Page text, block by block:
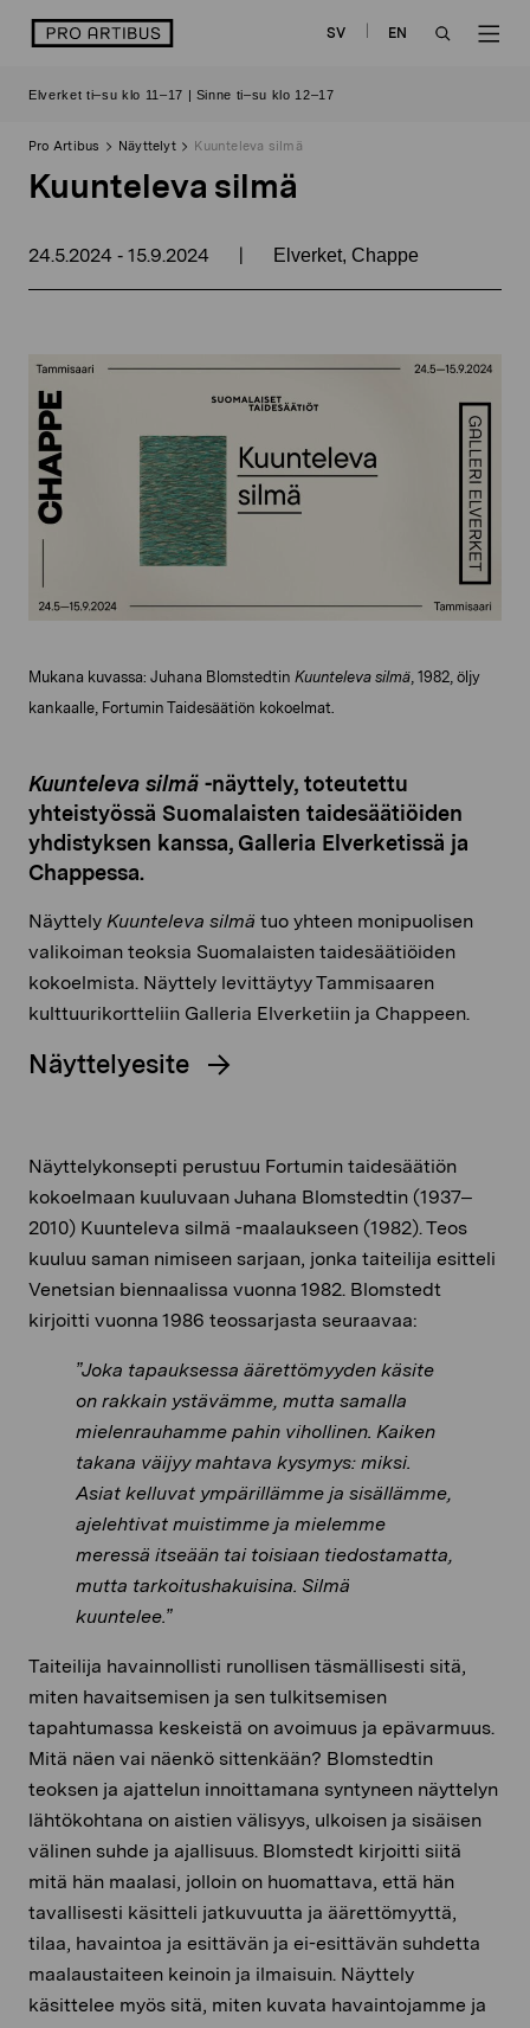
sisältöön
logo SV
EN
Elverket ti–su klo 11–17 | Sinne ti–su klo 12–17
Pro Artibus Näyttelyt Kuunteleva silmä
Kuunteleva silmä
24.5.2024 - 15.9.2024 | Elverket, Chappe
Mukana kuvassa: Juhana Blomstedtin Kuunteleva silmä , 1982, öljy
kankaalle, Fortumin Taidesäätiön kokoelmat.
Kuunteleva silmä -näyttely, toteutettu
yhteistyössä Suomalaisten taidesäätiöiden
yhdistyksen kanssa, Galleria Elverketissä ja
Chappessa.
Näyttely Kuunteleva silmä tuo yhteen monipuolisen
valikoiman teoksia Suomalaisten taidesäätiöiden
kokoelmista. Näyttely levittäytyy Tammisaaren
kulttuurikortteliin Galleria Elverketiin ja Chappeen.
Näyttelyesite
Näyttelykonsepti perustuu Fortumin taidesäätiön
kokoelmaan kuuluvaan Juhana Blomstedtin (1937–
2010) Kuunteleva silmä -maalaukseen (1982). Teos
kuuluu saman nimiseen sarjaan, jonka taiteilija esitteli
Venetsian biennaalissa vuonna 1982. Blomstedt
kirjoitti vuonna 1986 teossarjasta seuraavaa:
”Joka tapauksessa äärettömyyden käsite
on rakkain ystävämme, mutta samalla
mielenrauhamme pahin vihollinen. Kaiken
takana väijyy mahtava kysymys: miksi.
Asiat kelluvat ympärillämme ja sisällämme,
ajelehtivat muistimme ja mielemme
meressä itseään tai toisiaan tiedostamatta,
mutta tarkoitushakuisina. Silmä
kuuntelee.”
Taiteilija havainnollisti runollisen täsmällisesti sitä,
miten havaitsemisen ja sen tulkitsemisen
tapahtumassa keskeistä on avoimuus ja epävarmuus.
Mitä näen vai näenkö sittenkään? Blomstedtin
teoksen ja ajattelun innoittamana syntyneen näyttelyn
lähtökohtana on aistien välisyys, ulkoisen ja sisäisen
välinen suhde ja ajallisuus. Blomstedt kirjoitti siitä
mitä hän maalasi, jolloin on huomattava, että hän
tavallisesti käsitteli jatkuvuutta ja äärettömyyttä,
tilaa, havaintoa ja esittävän ja ei-esittävän suhdetta
maalaustaiteen keinoin ja ilmaisuin. Näyttely
käsittelee myös sitä, miten kuvata havaintojamme ja